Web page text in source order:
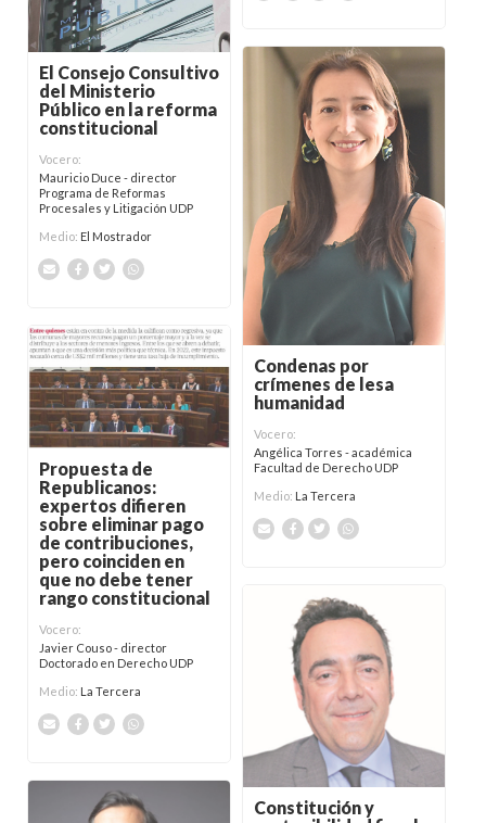
El Consejo Consultivo
del Ministerio
Público en la reforma
constitucional
Vocero:
Mauricio Duce - director
Programa de Reformas
Procesales y Litigación UDP
Medio: El Mostrador
Condenas por
crímenes de lesa
humanidad
Vocero:
Angélica Torres - académica
Facultad de Derecho UDP
Medio: La Tercera
Propuesta de
Republicanos:
expertos difieren
sobre eliminar pago
de contribuciones,
pero coinciden en
que no debe tener
rango constitucional
Vocero:
Javier Couso - director
Doctorado en Derecho UDP
Medio: La Tercera
Constitución y